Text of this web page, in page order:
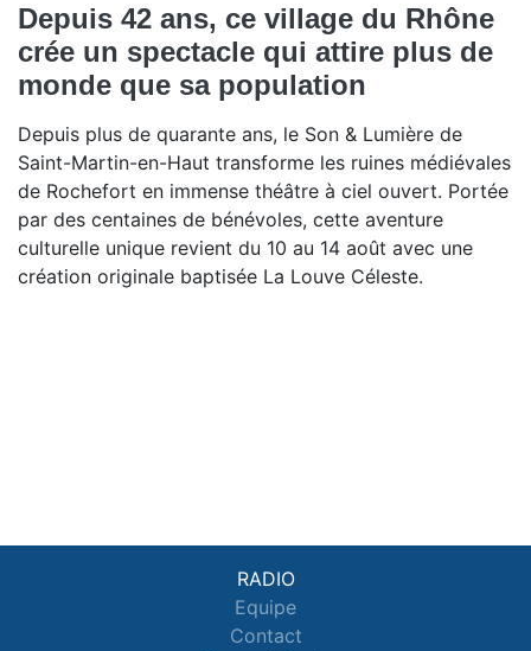
Depuis 42 ans, ce village du Rhône
crée un spectacle qui attire plus de
monde que sa population
Depuis plus de quarante ans, le Son & Lumière de
Saint-Martin-en-Haut transforme les ruines médiévales
de Rochefort en immense théâtre à ciel ouvert. Portée
par des centaines de bénévoles, cette aventure
culturelle unique revient du 10 au 14 août avec une
création originale baptisée La Louve Céleste.
RADIO
Equipe
Contact